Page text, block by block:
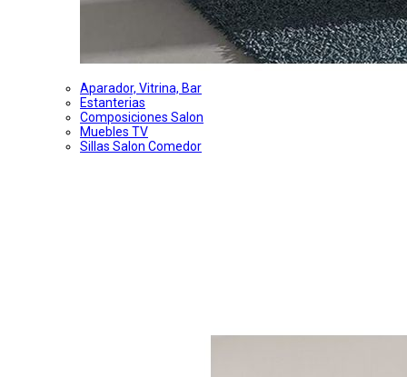
Aparador, Vitrina, Bar
Estanterias
Composiciones Salon
Muebles TV
Sillas Salon Comedor